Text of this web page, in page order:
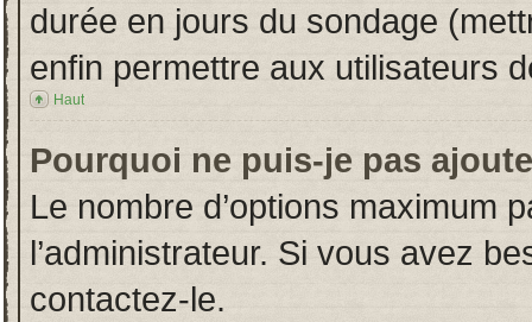
durée en jours du sondage
enfin permettre aux utilisateurs
Haut
Pourquoi ne puis-je pas
Le nombre d’options maximum
l’administrateur. Si vous avez
contactez-le.